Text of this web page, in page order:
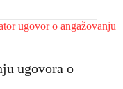
ugovora o